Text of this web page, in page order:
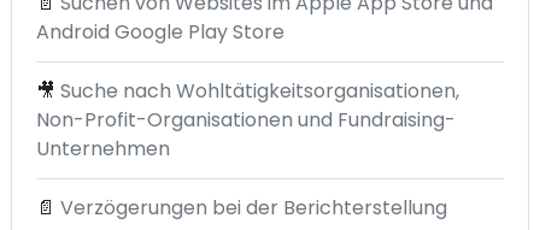
Android Google Play Store
🎥 Suche nach Wohltätigkeitsorganisationen,
Non-Profit-Organisationen und Fundraising-
Unternehmen
📄 Verzögerungen bei der Berichterstellung